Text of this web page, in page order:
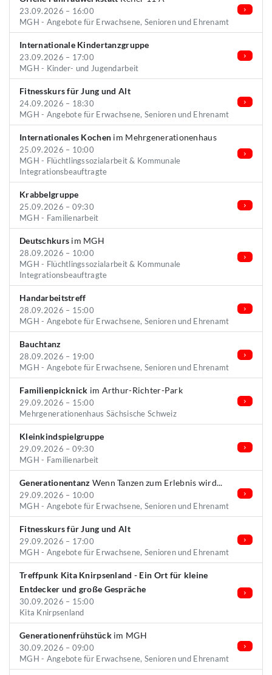
23.09.2026 – 16:00
MGH - Angebote für Erwachsene, Senioren und Ehrenamt
Internationale Kindertanzgruppe
23.09.2026 – 17:00
MGH - Kinder- und Jugendarbeit
Fitnesskurs für Jung und Alt
24.09.2026 – 18:30
MGH - Angebote für Erwachsene, Senioren und Ehrenamt
Internationales Kochen im Mehrgenerationenhaus
25.09.2026 – 10:00
MGH - Flüchtlingssozialarbeit & Kommunale
Integrationsbeauftragte
Krabbelgruppe
25.09.2026 – 09:30
MGH - Familienarbeit
Deutschkurs im MGH
28.09.2026 – 10:00
MGH - Flüchtlingssozialarbeit & Kommunale
Integrationsbeauftragte
Handarbeitstreff
28.09.2026 – 15:00
MGH - Angebote für Erwachsene, Senioren und Ehrenamt
Bauchtanz
28.09.2026 – 19:00
MGH - Angebote für Erwachsene, Senioren und Ehrenamt
Familienpicknick im Arthur-Richter-Park
29.09.2026 – 15:00
Mehrgenerationenhaus Sächsische Schweiz
Kleinkindspielgruppe
29.09.2026 – 09:30
MGH - Familienarbeit
Generationentanz Wenn Tanzen zum Erlebnis wird...
29.09.2026 – 10:00
MGH - Angebote für Erwachsene, Senioren und Ehrenamt
Fitnesskurs für Jung und Alt
29.09.2026 – 17:00
MGH - Angebote für Erwachsene, Senioren und Ehrenamt
Treffpunk Kita Knirpsenland - Ein Ort für kleine
Entdecker und große Gespräche
30.09.2026 – 15:00
Kita Knirpsenland
Generationenfrühstückim MGH
30.09.2026 – 09:00
MGH - Angebote für Erwachsene, Senioren und Ehrenamt